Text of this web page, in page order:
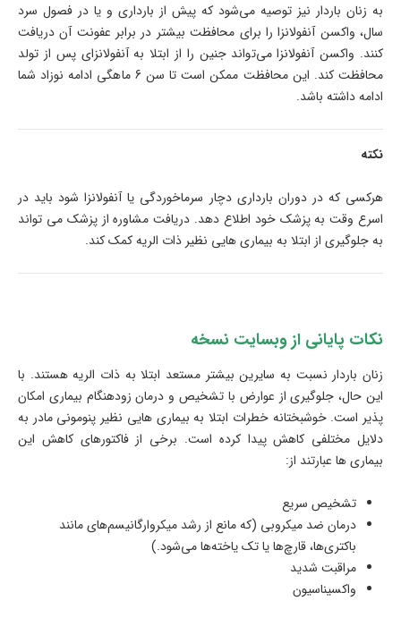
به زنان باردار نیز توصیه می‌شود که پیش از بارداری و یا در فصول سرد
سال، واکسن آنفولانزا را برای محافظت بیشتر در برابر عفونت آن دریافت
کنند. واکسن آنفولانزا می‌تواند جنین را از ابتلا به آنفولانزای پس از تولد
محافظت کند. این محافظت ممکن است تا سن 6 ماهگی ادامه نوزاد شما
ادامه داشته باشد.
نکته
هرکسی که در دوران بارداری دچار سرماخوردگی یا آنفولانزا شود باید در
اسرع وقت به پزشک خود اطلاع دهد. دریافت مشاوره از پزشک می تواند
به جلوگیری از ابتلا به بیماری هایی نظیر ذات الریه کمک کند.
نکات پایانی از وبسایت نسخه
زنان باردار نسبت به سایرین بیشتر مستعد ابتلا به ذات الریه هستند. با
این حال، جلوگیری از عوارض با تشخیص و درمان زودهنگام بیماری امکان
پذیر است. خوشبختانه خطرات ابتلا به بیماری هایی نظیر پنومونی مادر به
دلایل مختلفی کاهش پیدا کرده است. برخی از فاکتورهای کاهش این
بیماری ها عبارتند از:
تشخیص سریع
درمان ضد میکروبی (که مانع از رشد میکروارگانیسم‌های مانند
باکتری‌ها، قارچ‌ها یا تک یاخته‌ها می‌شود.)
مراقبت شدید
واکسیناسیون